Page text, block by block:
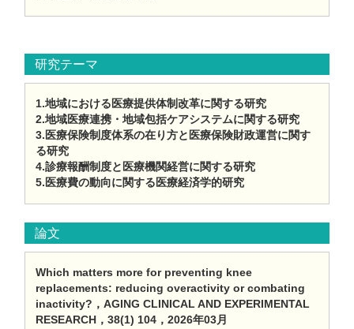
研究テーマ
1.地域における医療提供体制改革に関する研究
2.地域医療連携・地域包括ケアシステムに関する研究
3.医療保険制度体系の在り方と医療保険財政運営に関す
る研究
4.診療報酬制度と医療機関経営に関する研究
5.医療費の動向に関する医療経済学的研究
論文
Which matters more for preventing knee
replacements: reducing overactivity or combating
inactivity?，AGING CLINICAL AND EXPERIMENTAL
RESEARCH，38(1) 104，2026年03月